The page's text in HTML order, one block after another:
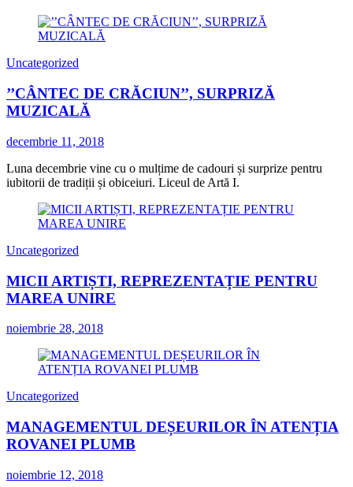
Uncategorized
’’CÂNTEC DE CRĂCIUN’’, SURPRIZĂ
MUZICALĂ
decembrie 11, 2018
Luna decembrie vine cu o mulțime de cadouri și surprize pentru
iubitorii de tradiții și obiceiuri. Liceul de Artă I.
Uncategorized
MICII ARTIȘTI, REPREZENTAȚIE PENTRU
MAREA UNIRE
noiembrie 28, 2018
Uncategorized
MANAGEMENTUL DEȘEURILOR ÎN ATENȚIA
ROVANEI PLUMB
noiembrie 12, 2018